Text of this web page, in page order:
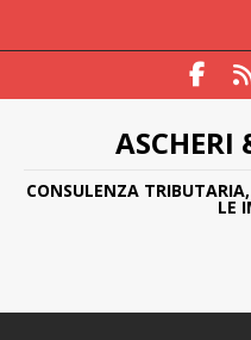
ASCHERI
CONSULENZA
LE